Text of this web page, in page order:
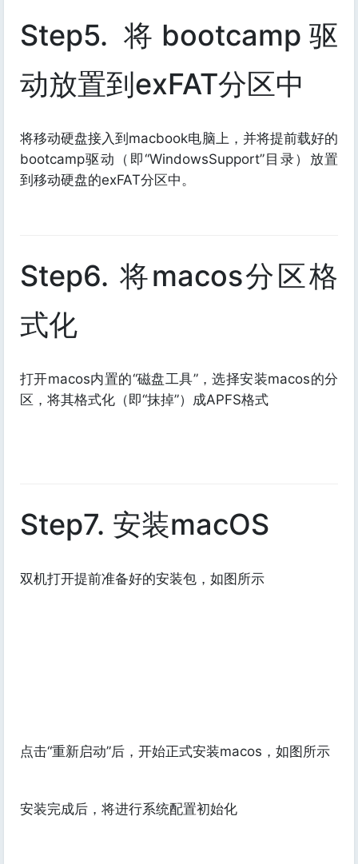
Step5. 将bootcamp驱
动放置到exFAT分区中
将移动硬盘接入到macbook电脑上，并将提前载好的
bootcamp驱动（即“WindowsSupport”目录）放置
到移动硬盘的exFAT分区中。
Step6. 将macos分区格
式化
打开macos内置的“磁盘工具”，选择安装macos的分
区，将其格式化（即“抹掉”）成APFS格式
Step7. 安装macOS
双机打开提前准备好的安装包，如图所示
点击“重新启动”后，开始正式安装macos，如图所示
安装完成后，将进行系统配置初始化